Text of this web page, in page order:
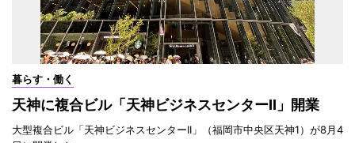
暮らす・働く
天神に複合ビル「天神ビジネスセンターII」開業
大型複合ビル「天神ビジネスセンターII」（福岡市中央区天神1）が8月4